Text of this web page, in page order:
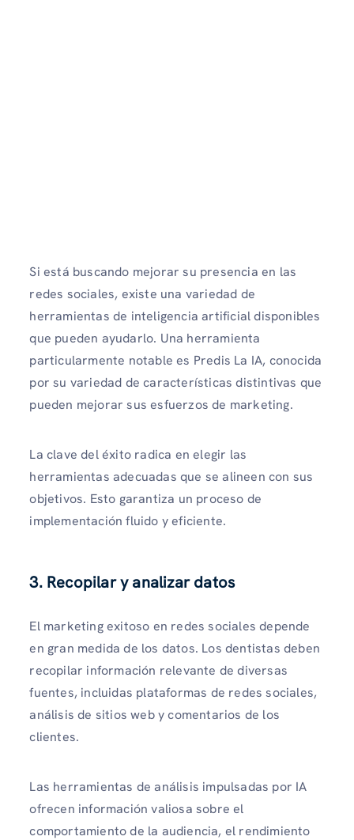
Si está buscando mejorar su presencia en las
redes sociales, existe una variedad de
herramientas de inteligencia artificial disponibles
que pueden ayudarlo. Una herramienta
particularmente notable es Predis La IA, conocida
por su variedad de características distintivas que
pueden mejorar sus esfuerzos de marketing.
La clave del éxito radica en elegir las
herramientas adecuadas que se alineen con sus
objetivos. Esto garantiza un proceso de
implementación fluido y eficiente.
3. Recopilar y analizar datos
El marketing exitoso en redes sociales depende
en gran medida de los datos. Los dentistas deben
recopilar información relevante de diversas
fuentes, incluidas plataformas de redes sociales,
análisis de sitios web y comentarios de los
clientes.
Las herramientas de análisis impulsadas por IA
ofrecen información valiosa sobre el
comportamiento de la audiencia, el rendimiento